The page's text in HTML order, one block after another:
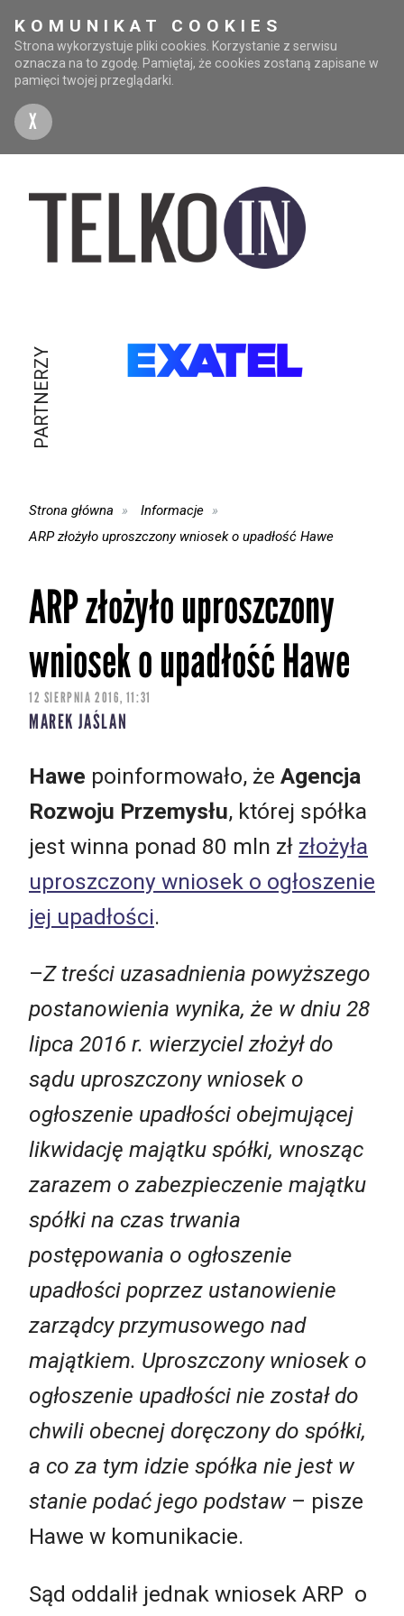
KOMUNIKAT COOKIES
Strona wykorzystuje pliki cookies. Korzystanie z serwisu
oznacza na to zgodę. Pamiętaj, że cookies zostaną zapisane w
pamięci twojej przeglądarki.
X
PARTNERZY
Strona główna
Informacje
ARP złożyło uproszczony wniosek o upadłość Hawe
ARP złożyło uproszczony
wniosek o upadłość Hawe
12 SIERPNIA 2016, 11:31
MAREK JAŚLAN
Hawe poinformowało, że Agencja
Rozwoju Przemysłu, której spółka
jest winna ponad 80 mln zł złożyła
uproszczony wniosek o ogłoszenie
jej upadłości.
–Z treści uzasadnienia powyższego
postanowienia wynika, że w dniu 28
lipca 2016 r. wierzyciel złożył do
sądu uproszczony wniosek o
ogłoszenie upadłości obejmującej
likwidację majątku spółki, wnosząc
zarazem o zabezpieczenie majątku
spółki na czas trwania
postępowania o ogłoszenie
upadłości poprzez ustanowienie
zarządcy przymusowego nad
majątkiem. Uproszczony wniosek o
ogłoszenie upadłości nie został do
chwili obecnej doręczony do spółki,
a co za tym idzie spółka nie jest w
stanie podać jego podstaw– pisze
Hawe w komunikacie.
Sąd oddalił jednak wniosek ARP o